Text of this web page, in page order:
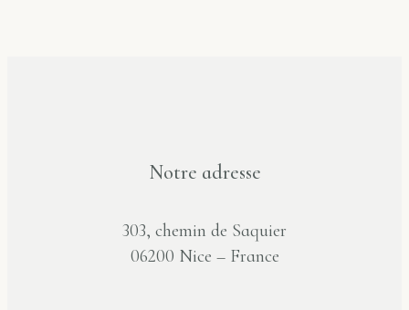
Notre adresse
303, chemin de Saquier
06200 Nice – France